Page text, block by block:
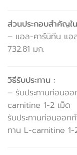
ส่วนประกอบสำคัญใ
– แอล-คาร์นิทีน แอ
732.81 มก.
วิธีรับประทาน :
– รับประทานก่อนอ
carnitine 1-2 เม็ด
รับประทานก่อนออก
ทาน L-carnitine 1-